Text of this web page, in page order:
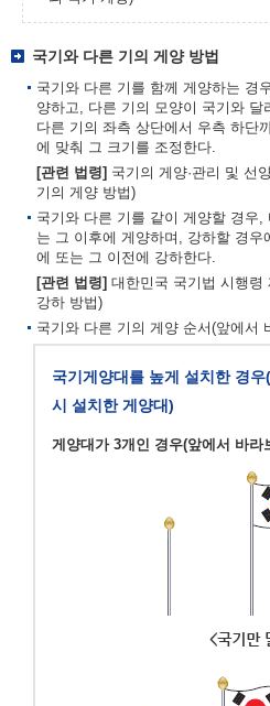
국기와 다른 기의 게양 방법
국기와 다른 기를 함께 게양하는 경
양하고, 다른 기의 모양이 국기와
다른 기의 좌측 상단에서 우측 하단
에 맞춰 그 크기를 조정한다.
[관련 법령] 국기의 게양·관리 및 선
기의 게양 방법)
국기와 다른 기를 같이 게양할 경우
는 그 이후에 게양하며, 강하할 경
에 또는 그 이전에 강하한다.
[관련 법령] 대한민국 국기법 시행령
강하 방법)
국기와 다른 기의 게양 순서(앞에서
국기게양대를 높게 설치한 경
시 설치한 게양대)
게양대가 3개인 경우(앞에서 바라